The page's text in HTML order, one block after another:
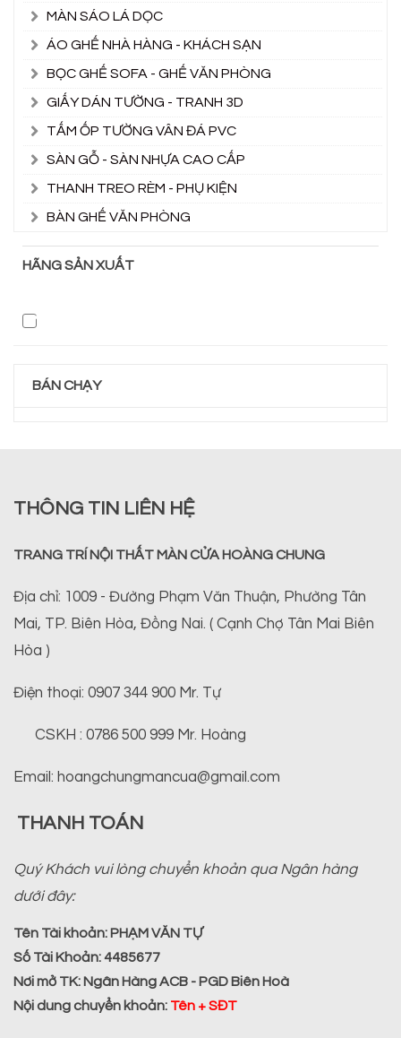
MÀN SÁO LÁ DỌC
ÁO GHẾ NHÀ HÀNG - KHÁCH SẠN
BỌC GHẾ SOFA - GHẾ VĂN PHÒNG
GIẤY DÁN TƯỜNG - TRANH 3D
TẤM ỐP TƯỜNG VÂN ĐÁ PVC
SÀN GỖ - SÀN NHỰA CAO CẤP
THANH TREO RÈM - PHỤ KIỆN
BÀN GHẾ VĂN PHÒNG
HÃNG SẢN XUẤT
BÁN CHẠY
THÔNG TIN LIÊN HỆ
TRANG TRÍ NỘI THẤT MÀN CỬA HOÀNG CHUNG
Địa chỉ: 1009 - Đường Phạm Văn Thuận, Phường Tân
Mai, TP. Biên Hòa, Đồng Nai. ( Cạnh Chợ Tân Mai Biên
Hòa )
Điện thoại: 0907 344 900 Mr. Tự
CSKH : 0786 500 999 Mr. Hoàng
Email: hoangchungmancua@gmail.com
THANH TOÁN
Quý Khách vui lòng chuyển khoản qua Ngân hàng
dưới đây:
Tên Tài khoản: PHẠM VĂN TỰ
Số Tài Khoản:4485677
Nơi mở TK: Ngân Hàng ACB - PGD Biên Hoà
Nội dung chuyển khoản: Tên + SĐT